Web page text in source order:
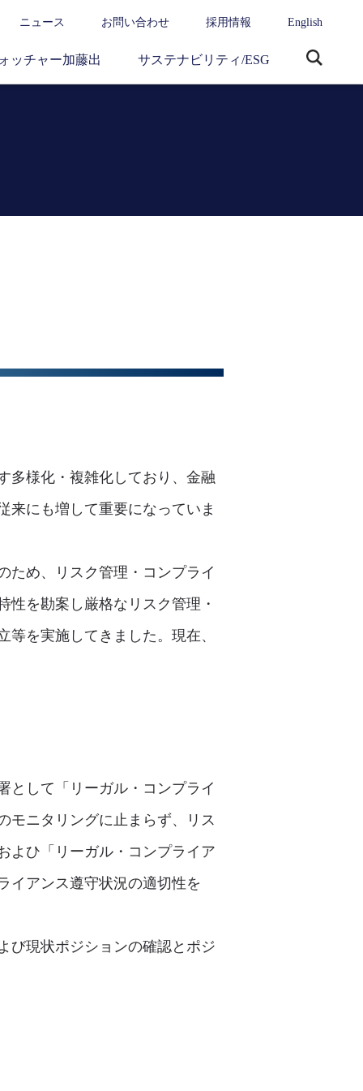
ニュース お問い合わせ 採用情報 English
ッチャー加藤出 サステナビリティ/ESG
多様化・複雑化しており、金融
来にも増して重要になっていま
ため、リスク管理・コンプライ
を勘案し厳格なリスク管理・
を実施してきました。現在、
として「リーガル・コンプライ
モニタリングに止まらず、リス
よひ「リーガル・コンプライア
イアンス遵守状況の適切性を
び現状ポジションの確認とポジ